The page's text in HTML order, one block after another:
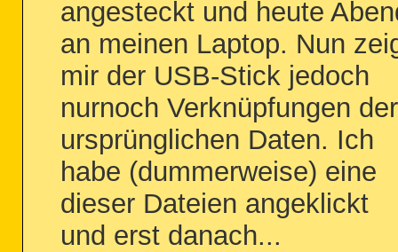
angesteckt und heute
an meinen Laptop. Nun
mir der USB-Stick jedoch
nurnoch Verknüpfungen der
ursprünglichen Daten. Ich
habe (dummerweise) eine
dieser Dateien angeklickt
und erst danach...